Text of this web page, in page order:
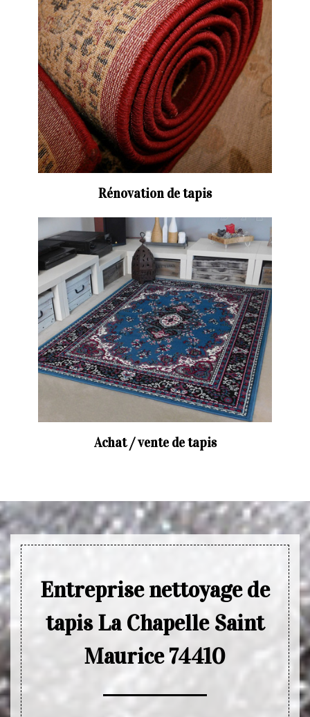
Rénovation de tapis
Achat / vente de tapis
Entreprise nettoyage de
tapis La Chapelle Saint
Maurice 74410